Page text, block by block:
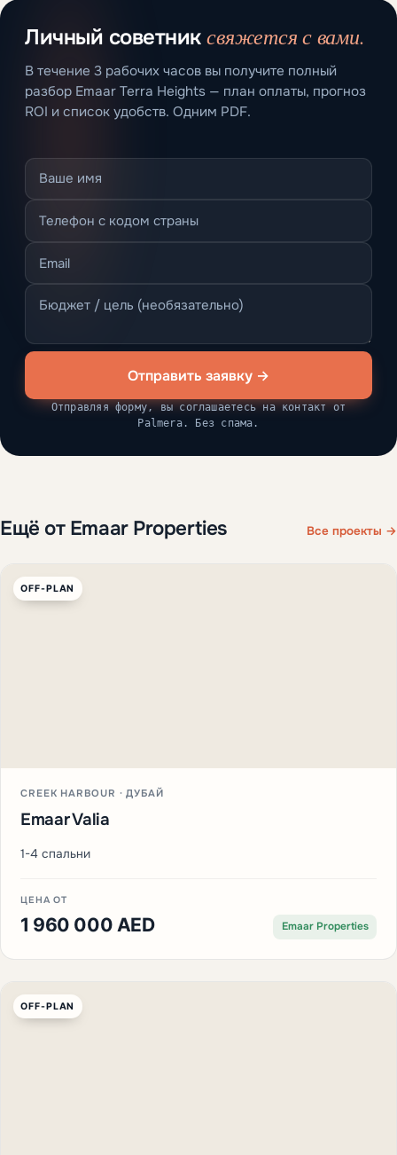
Личный советниксвяжется с вами.
В течение 3 рабочих часов вы получите полный
разбор Emaar Terra Heights — план оплаты, прогноз
ROI и список удобств. Одним PDF.
Отправить заявку →
Отправляя форму, вы соглашаетесь на контакт от
Palmera. Без спама.
Ещё от Emaar Properties Все проекты →
OFF-PLAN
CREEK HARBOUR · ДУБАЙ
Emaar Valia
1-4 спальни
ЦЕНА ОТ
1 960 000 AED Emaar Properties
OFF-PLAN